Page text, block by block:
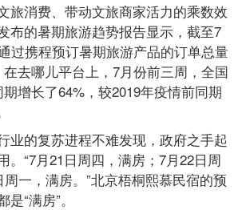
消费、带动文旅商家活力的乘数效
布的暑期旅游趋势报告显示，截至7
过携程预订暑期旅游产品的订单总量
去哪儿平台上，7月份前三周，全国
增长了64%，较2019年疫情前同期
的复苏进程不难发现，政府之手起
。“7月21日周四，满房；7月22日周
一，满房。”北京梧桐熙慕民宿的预
“满房”。